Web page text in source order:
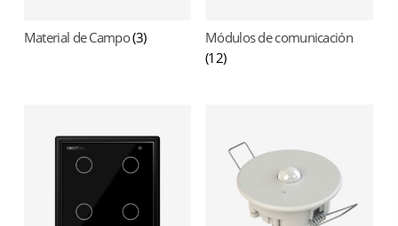
Material de Campo(3)
Módulos de comunicación
(12)